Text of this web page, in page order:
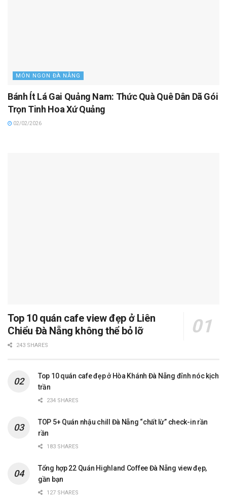
MÓN NGON ĐÀ NẴNG
Bánh Ít Lá Gai Quảng Nam: Thức Quà Quê Dân Dã Gói
Trọn Tinh Hoa Xứ Quảng
02/02/2026
Top 10 quán cafe view đẹp ở Liên
Chiểu Đà Nẵng không thể bỏ lỡ
243 SHARES
Top 10 quán cafe đẹp ở Hòa Khánh Đà Nẵng đỉnh nóc kịch
trần
234 SHARES
TOP 5+ Quán nhậu chill Đà Nẵng “chất lừ” check-in rần
rần
183 SHARES
Tổng hợp 22 Quán Highland Coffee Đà Nẵng view đẹp,
gần bạn
127 SHARES